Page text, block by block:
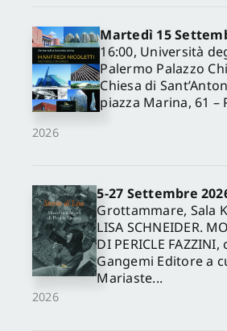
2026
Martedì 15
16:00, Università
Palermo Palazzo
Chiesa di
piazza Marina, 61 –
2026
5-27 Settembre
Grottammare, Sala
LISA SCHNEIDER.
DI PERICLE
Gangemi Editore a
Mariaste...